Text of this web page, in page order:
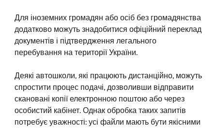
Для іноземних громадян або осіб без громадянства
додатково можуть знадобитися офіційний переклад
документів і підтвердження легального
перебування на території України.
Деякі автошколи, які працюють дистанційно, можуть
спростити процес подачі, дозволивши відправити
скановані копії електронною поштою або через
особистий кабінет. Однак обробка таких запитів
потребує уважності: усі файли мають бути якісними